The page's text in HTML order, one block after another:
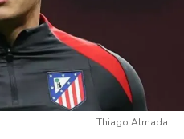
Thiago Almada